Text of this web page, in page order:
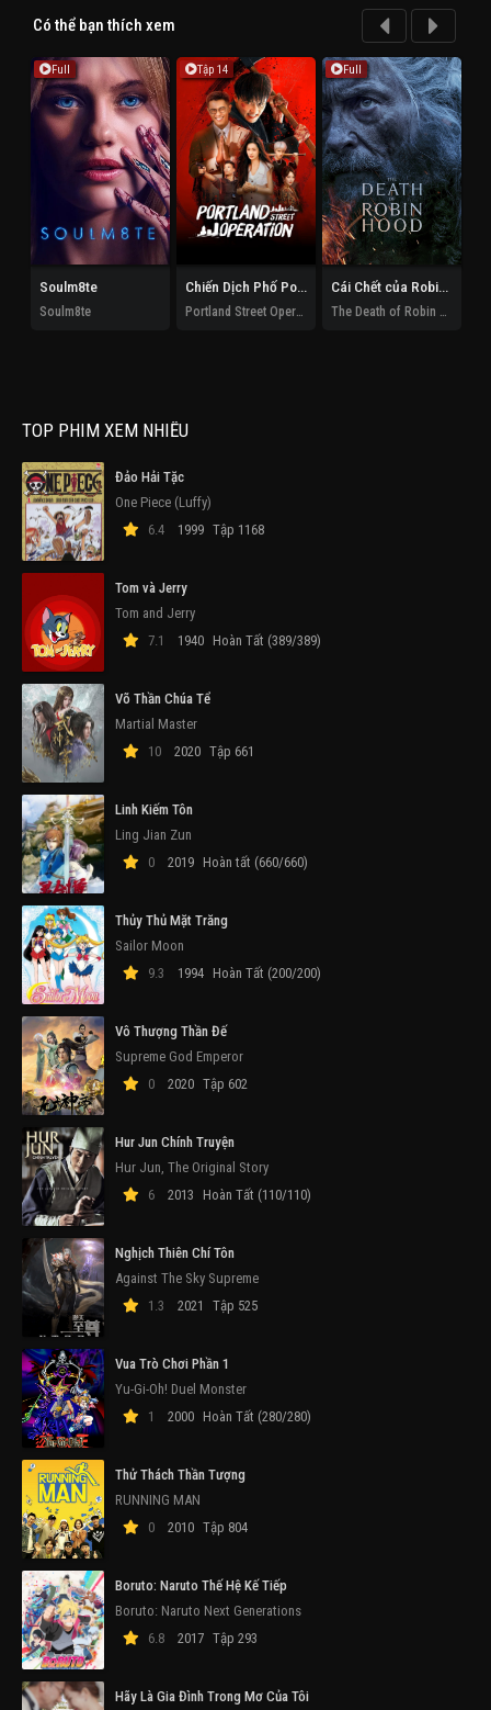
Có thể bạn thích xem
Full
Soulm8te
Soulm8te
Tập 14
Chiến Dịch Phố Portland
Full
Cái Chết của Robin Hood
TOP PHIM XEM NHIỀU
Đảo Hải Tặc
One Piece (Luffy)
6.4
1999 Tập 1168
Tom và Jerry
Tom and Jerry
7.1
1940 Hoàn Tất (389/389)
Võ Thần Chúa Tể
Martial Master
10
2020 Tập 661
Linh Kiếm Tôn
Ling Jian Zun
0
2019 Hoàn tất (660/660)
Thủy Thủ Mặt Trăng
Sailor Moon
9.3
1994 Hoàn Tất (200/200)
Vô Thượng Thần Đế
Supreme God Emperor
0
2020 Tập 602
Hur Jun Chính Truyện
Hur Jun, The Original Story
6
2013 Hoàn Tất (110/110)
Nghịch Thiên Chí Tôn
Against The Sky Supreme
1.3
2021 Tập 525
Vua Trò Chơi Phần 1
Yu-Gi-Oh! Duel Monster
1
2000 Hoàn Tất (280/280)
Thử Thách Thần Tượng
RUNNING MAN
0
2010 Tập 804
Boruto: Naruto Thế Hệ Kế Tiếp
Boruto: Naruto Next Generations
6.8
2017 Tập 293
Hãy Là Gia Đình Trong Mơ Của Tôi